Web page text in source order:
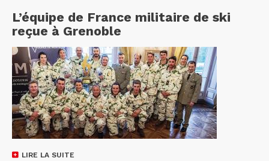
L’équipe de France militaire de ski
reçue à Grenoble
LIRE LA SUITE